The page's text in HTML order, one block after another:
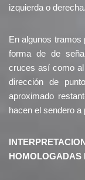
izquierda o derecha.
En algunos tramos
forma de de
cruces así como
dirección de
aproximado
hacen el sendero a
HOMOLOGADAS